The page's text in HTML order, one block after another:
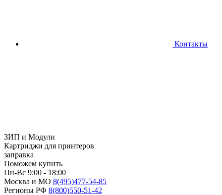
Контакты
ЗИП и Модули
Картриджи для принтеров
заправка
Поможем купить
Пн-Вс 9:00 - 18:00
Москва и МО 8(495)477-54-85
Регионы РФ 8(800)550-51-42